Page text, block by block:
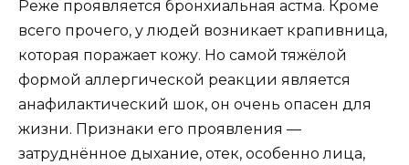
Реже проявляется бронхиальная астма. Кроме
всего прочего, у людей возникает крапивница,
которая поражает кожу. Но самой тяжёлой
формой аллергической реакции является
анафилактический шок, он очень опасен для
жизни. Признаки его проявления —
затруднённое дыхание, отек, особенно лица,